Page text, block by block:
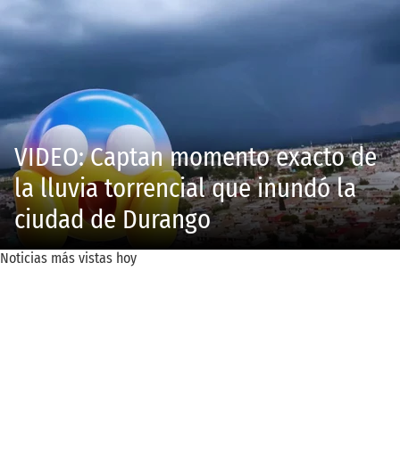
VIDEO: Captan momento exacto de
la lluvia torrencial que inundó la
ciudad de Durango
Noticias más vistas hoy